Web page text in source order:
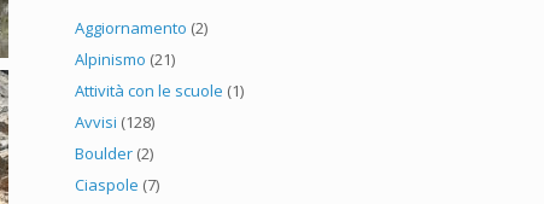
Aggiornamento (2)
Alpinismo (21)
Attività con le scuole (1)
Avvisi (128)
Boulder (2)
Ciaspole (7)